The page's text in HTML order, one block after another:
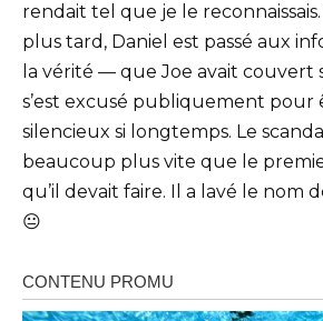
rendait tel que je le
plus tard, Daniel est passé aux
la vérité — que Joe avait
s’est excusé publiquement pour
silencieux si longtemps. Le
beaucoup plus vite que le
qu’il devait faire. Il a lavé le nom
😐